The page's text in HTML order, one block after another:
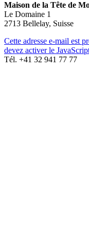
Maison de la Tête de
Le Domaine 1
2713 Bellelay, Suisse
Cette adresse e-mail est
devez activer le
Tél. +41 32 941 77 77